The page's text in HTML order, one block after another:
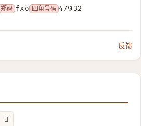
郑码 fxo 四角号码 47932
反馈
𬕤